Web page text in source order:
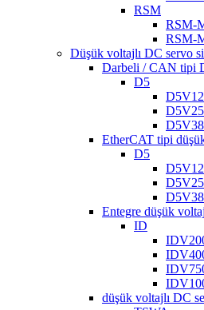
RSM
RSM-
RSM-
Düşük voltajlı DC servo
Darbeli / CAN tipi
D5
EtherCAT tipi
D5
Entegre düşük
ID
düşük voltajlı DC